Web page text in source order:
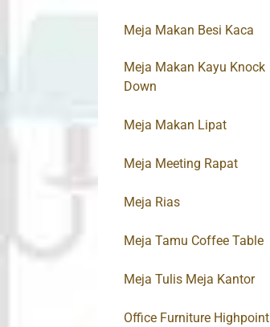
Meja Makan Besi Kaca
Meja Makan Kayu Knock
Down
Meja Makan Lipat
Meja Meeting Rapat
Meja Rias
Meja Tamu Coffee Table
Meja Tulis Meja Kantor
Office Furniture Highpoint